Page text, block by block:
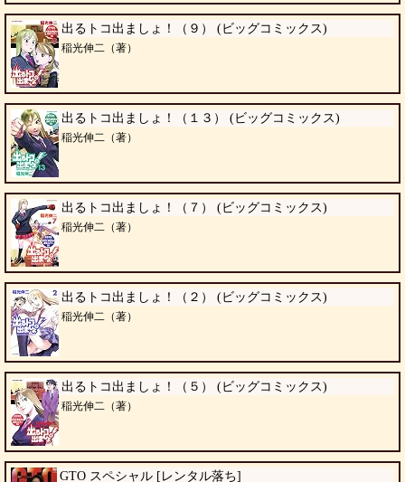
出るトコ出ましょ！（９） (ビッグコミックス)
稲光伸二（著）
出るトコ出ましょ！（１３） (ビッグコミックス)
稲光伸二（著）
出るトコ出ましょ！（７） (ビッグコミックス)
稲光伸二（著）
出るトコ出ましょ！（２） (ビッグコミックス)
稲光伸二（著）
出るトコ出ましょ！（５） (ビッグコミックス)
稲光伸二（著）
GTO スペシャル [レンタル落ち]